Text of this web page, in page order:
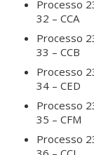
Processo
32 – CCA
Processo
33 – CCB
Processo
34 – CED
Processo
35 – CFM
Processo